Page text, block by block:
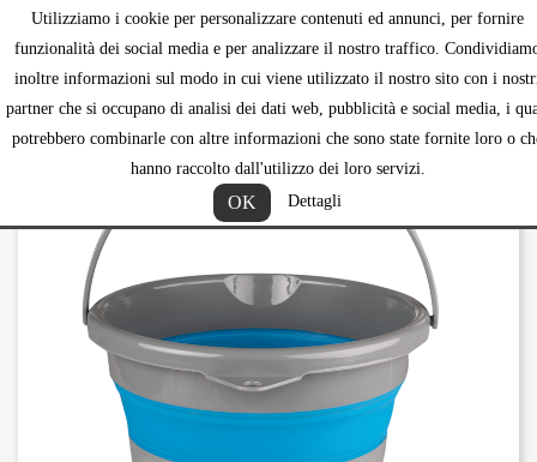
Utilizziamo i cookie per personalizzare contenuti ed annunci, per fornire
funzionalità dei social media e per analizzare il nostro traffico.
inoltre informazioni sul modo in cui viene utilizzato il nostro sito con i
partner che si occupano di analisi dei dati web, pubblicità e social media, i
potrebbero combinarle con altre informazioni che sono state fornite loro o
hanno raccolto dall'utilizzo dei loro servizi.
OK Dettagli
